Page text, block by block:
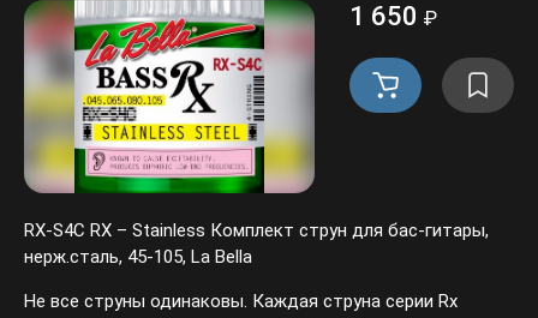
1 650 ₽
RX-S4C RX – Stainless Комплект струн для бас-гитары,
нерж.сталь, 45-105, La Bella
Не все струны одинаковы. Каждая струна серии Rx